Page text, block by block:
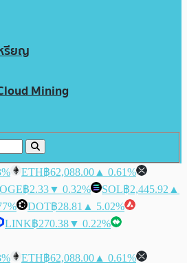
รียญ
Mining
ETH฿62,088.00 ▲ 0.61%
฿2.33▼ 0.32% SOL฿2,445.92 ▲
DOT฿28.81 ▲ 5.02%
LINK฿270.38▼ 0.22%
ETH฿62,088.00 ▲ 0.61%